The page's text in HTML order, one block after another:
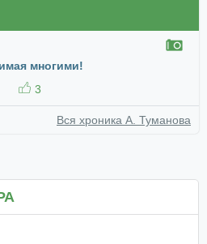
многими!
3
Вся хроника А. Туманова